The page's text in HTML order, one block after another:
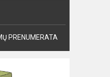
PRENUMERATA